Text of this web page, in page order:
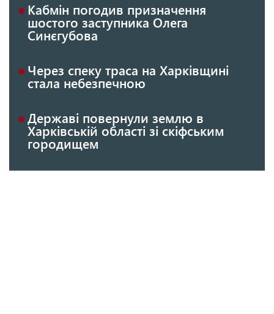
Кабмін погодив призначення
шостого заступника Олега
Синєгубова
Через спеку траса на Харківщині
стала небезпечною
Державі повернули землю в
Харківській області зі скіфським
городищем